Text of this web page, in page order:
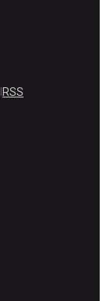
RSS